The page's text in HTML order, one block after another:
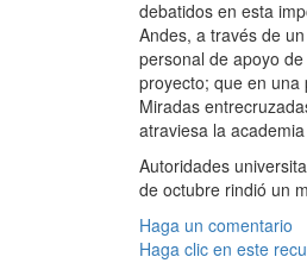
debatidos en esta
Andes, a través de
personal de apoyo
proyecto; que en una
Miradas
atraviesa la
Autoridades
de octubre rindió un
Haga un comentario
Haga clic en este